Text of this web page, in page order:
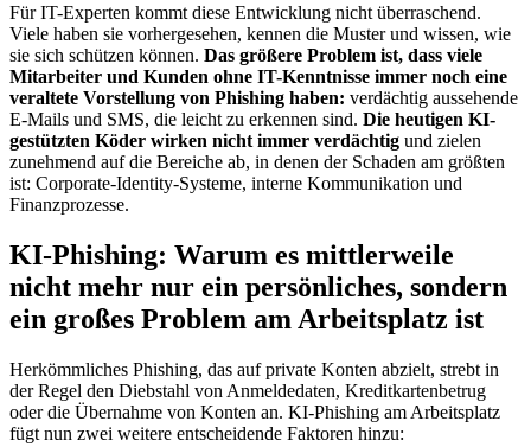
Für IT-Experten kommt diese Entwicklung nicht überraschend.
Viele haben sie vorhergesehen, kennen die Muster und wissen, wie
sie sich schützen können. Das größere Problem ist, dass viele
Mitarbeiter und Kunden ohne IT-Kenntnisse immer noch eine
veraltete Vorstellung von Phishing haben: verdächtig aussehende
E-Mails und SMS, die leicht zu erkennen sind. Die heutigen KI-
gestützten Köder wirken nicht immer verdächtig und zielen
zunehmend auf die Bereiche ab, in denen der Schaden am größten
ist: Corporate-Identity-Systeme, interne Kommunikation und
Finanzprozesse.
KI-Phishing: Warum es mittlerweile
nicht mehr nur ein persönliches, sondern
ein großes Problem am Arbeitsplatz ist
Herkömmliches Phishing, das auf private Konten abzielt, strebt in
der Regel den Diebstahl von Anmeldedaten, Kreditkartenbetrug
oder die Übernahme von Konten an. KI-Phishing am Arbeitsplatz
fügt nun zwei weitere entscheidende Faktoren hinzu: